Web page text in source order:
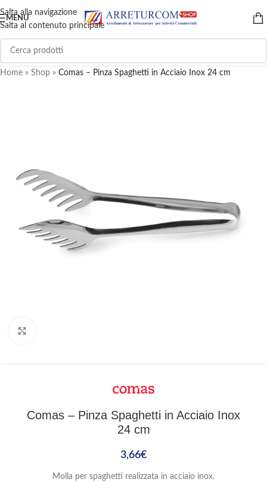
Salta alla navigazione
Salta al contenuto principale
MENU
Home » Shop » Comas – Pinza Spaghetti in Acciaio Inox 24 cm
Comas – Pinza Spaghetti in Acciaio Inox
24 cm
3,66€
Molla per spaghetti realizzata in acciaio inox.